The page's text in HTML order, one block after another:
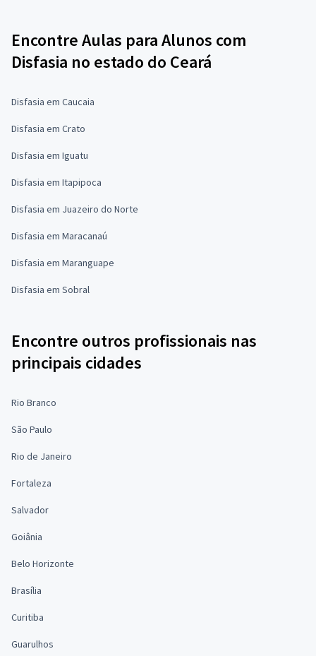
Encontre Aulas para Alunos com
Disfasia no estado do Ceará
Disfasia em Caucaia
Disfasia em Crato
Disfasia em Iguatu
Disfasia em Itapipoca
Disfasia em Juazeiro do Norte
Disfasia em Maracanaú
Disfasia em Maranguape
Disfasia em Sobral
Encontre outros profissionais nas
principais cidades
Rio Branco
São Paulo
Rio de Janeiro
Fortaleza
Salvador
Goiânia
Belo Horizonte
Brasília
Curitiba
Guarulhos